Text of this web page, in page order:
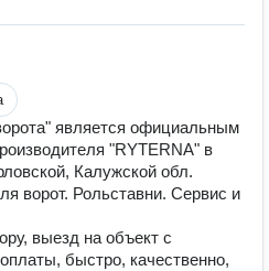
является официальным
"RYTERNA" в
Калужской обл.
ворот. Рольставни. Сервис и
выезд на объект с
быстро, качественно,